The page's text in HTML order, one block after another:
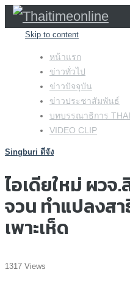
Skip to content
หน้าแรก
ข่าวทั่วไป
ข่าวปัจจุบัน
ข่าวประชาสัมพันธ์
บทบรรณาธิการ
VIDEO CLIP
Singburi ดีจัง
ไอเดียใหม่ ผวจ
จวน ทำแปลงส
เพาะเห็ด
1317 Views